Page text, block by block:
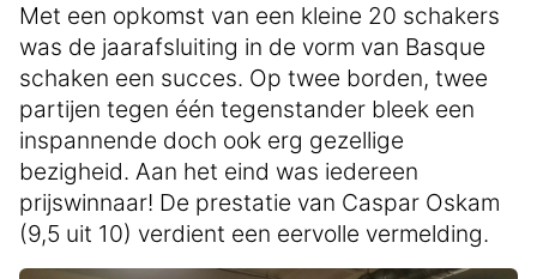
Met een opkomst van een kleine 20 schakers
was de jaarafsluiting in de vorm van Basque
schaken een succes. Op twee borden, twee
partijen tegen één tegenstander bleek een
inspannende doch ook erg gezellige
bezigheid. Aan het eind was iedereen
prijswinnaar! De prestatie van Caspar Oskam
(9,5 uit 10) verdient een eervolle vermelding.